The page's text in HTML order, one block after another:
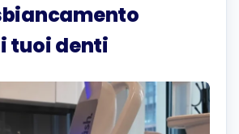
tuoi denti